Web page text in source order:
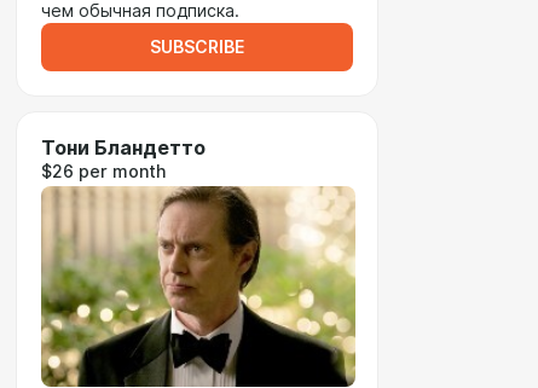
чем обычная подписка.
SUBSCRIBE
Тони Бландетто
$26 per month